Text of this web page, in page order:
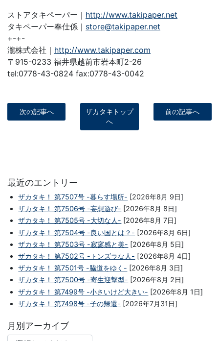
ストアタキペーパー｜ http://www.takipaper.net
タキペーパー奉仕係｜ store@takipaper.net
+-+-
瀧株式会社｜ http://www.takipaper.com
〒915-0233 福井県越前市岩本町2-26
tel:0778-43-0824 fax:0778-43-0042
次の記事へ
ザカタキトップ
へ
前の記事へ
最近のエントリー
ザカタキ！ 第7507号 -暮らす場所- [2026年8月 9日]
ザカタキ！ 第7506号 -妄想遊び- [2026年8月 8日]
ザカタキ！ 第7505号 -大切な人- [2026年8月 7日]
ザカタキ！ 第7504号 -良い国とは？- [2026年8月 6日]
ザカタキ！ 第7503号 -寂寥感と美- [2026年8月 5日]
ザカタキ！ 第7502号 -トンズラな人- [2026年8月 4日]
ザカタキ！ 第7501号 -脇道をゆく- [2026年8月 3日]
ザカタキ！ 第7500号 -寄生迎撃型- [2026年8月 2日]
ザカタキ！ 第7499号 -小さいけど大きい- [2026年8月 1日]
ザカタキ！ 第7498号 -子の帰還- [2026年7月31日]
月別アーカイブ